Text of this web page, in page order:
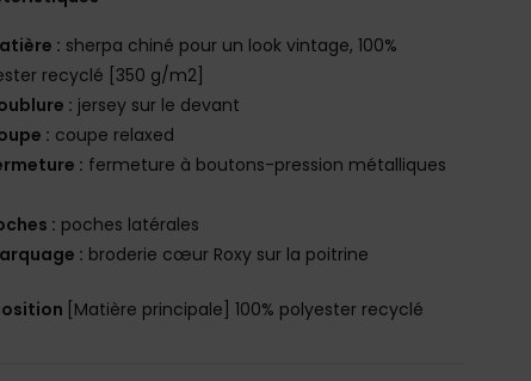
: sherpa chiné pour un look vintage, 100%
recyclé [350 g/m2]
: jersey sur le devant
: coupe relaxed
: fermeture à boutons-pression métalliques
: poches latérales
: broderie cœur Roxy sur la poitrine
[Matière principale] 100% polyester recyclé